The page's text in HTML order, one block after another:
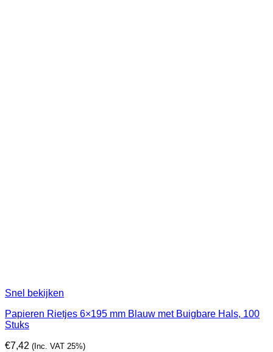
Snel bekijken
Papieren Rietjes 6×195 mm Blauw met Buigbare Hals, 100
Stuks
€7,42 (Inc. VAT 25%)